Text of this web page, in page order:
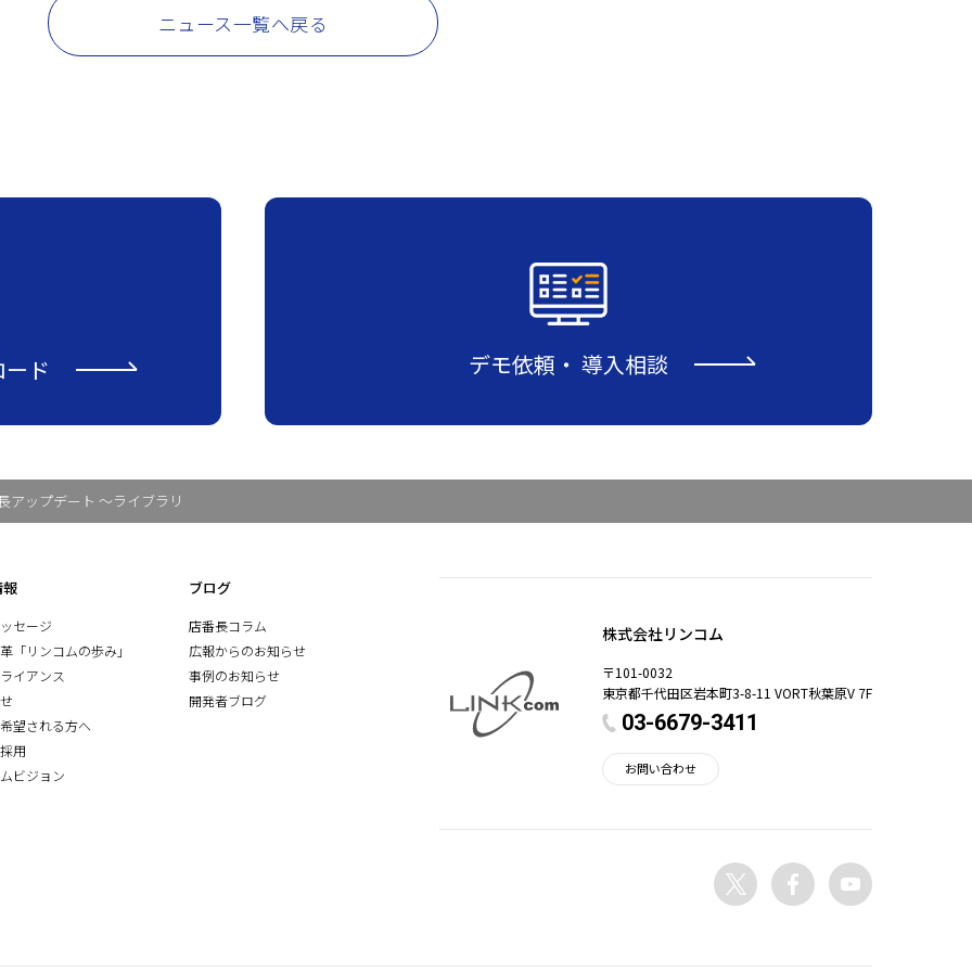
ニュース一覧へ戻る
ド デモ依頼 ・ 導入相談
アップデート ～ライブラリ
セージ
「リンコムの歩み」
イアンス
望される方へ
用
ビジョン
ブログ
店番長コラム
広報からのお知らせ
事例のお知らせ
開発者ブログ
株式会社リンコム
〒101-0032
東京都千代田区岩本町3-8-11 VORT秋葉原V 7F
03-6679-3411
お問い合わせ